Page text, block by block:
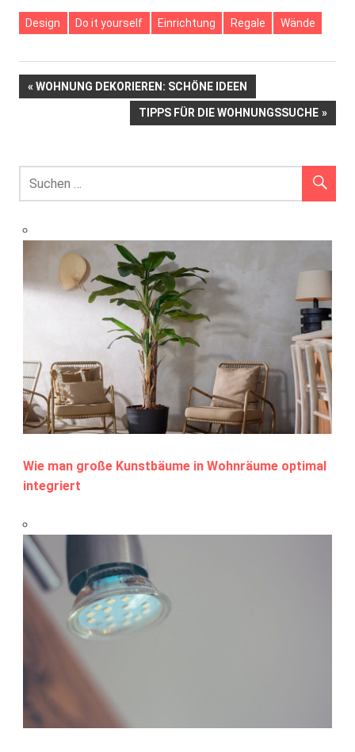
Design Do it yourself Einrichtung Regale Wände
Beitrags-
VORHERIGER
WOHNUNG DEKORIEREN: SCHÖNE IDEEN
NÄCHSTER
BEITRAG:
TIPPS FÜR DIE WOHNUNGSSUCHE
Wie man große Kunstbäume in Wohnräume optimal
integriert